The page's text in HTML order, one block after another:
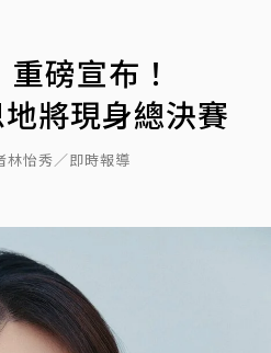
重磅宣布！
將現身總決賽
林怡秀／即時報導